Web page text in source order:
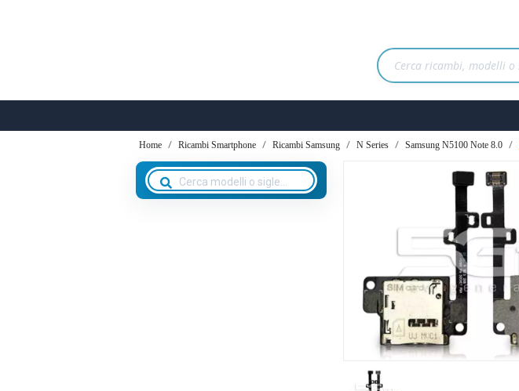
Home Ricambi Smartphone Ricambi Samsung N Series Samsung N5100 Note 8.0